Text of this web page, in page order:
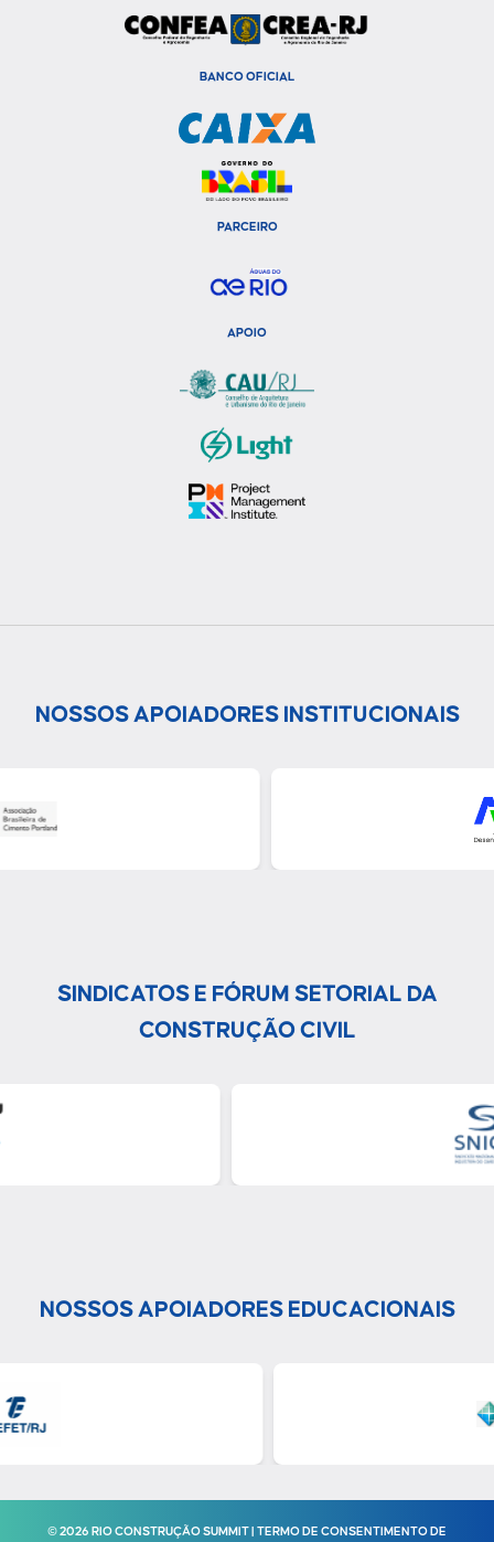
BANCO OFICIAL
PARCEIRO
APOIO
NOSSOS APOIADORES INSTITUCIONAIS
SINDICATOS E FÓRUM SETORIAL DA
CONSTRUÇÃO CIVIL
NOSSOS APOIADORES EDUCACIONAIS
© 2026 RIO CONSTRUÇÃO SUMMIT | TERMO DE CONSENTIMENTO DE